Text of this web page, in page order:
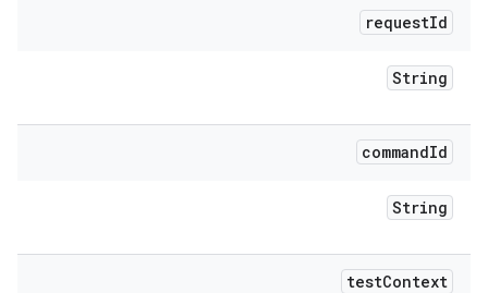
requestId
String
commandId
String
testContext